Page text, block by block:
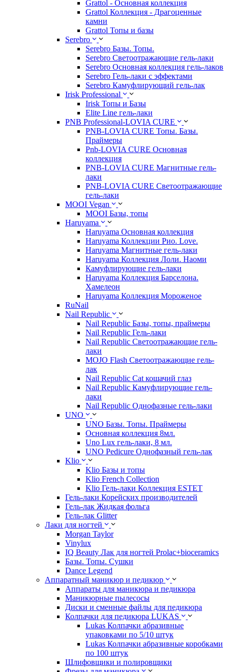
Grattol - Oснoвнaя коллекция
Grattol Коллекция - Драгоценные
камни
Grattol Топы и базы
Serebro
Serebro Базы. Топы.
Serebro Светоотражающие гель-лаки
Serebro Основная коллекция гель-лаков
Serebro Гель-лаки с эффектами
Serebro Камуфлирующий гель-лак
Irisk Professional
Irisk Топы и Базы
Elite Line гель-лаки
PNB Professional-LOVIA CURE
PNB-LOVIA CURE Топы. Базы.
Праймеры
Pnb-LOVIA CURE Основная
коллекция
PNB-LOVIA CURE Магнитные гель-
лаки
PNB-LOVIA CURE Cветоотражающие
гель-лаки
MOOI Vegan
MOOI Базы, топы
Haruyama
Haruyama Основная коллекция
Haruyama Коллекции Рио. Love.
Haruyama Магнитные гель-лаки
Haruyama Коллекция Лоли. Наоми
Камуфлирующие гель-лаки
Haruyama Коллекция Барселона.
Хамелеон
Haruyama Коллекция Мороженое
RuNail
Nail Republic
Nail Republic Базы, топы, праймеры
Nail Republic Гель-лаки
Nail Republic Светоотражающие гель-
лаки
MOJO Flash Светоотражающие гель-
лак
Nail Republic Cat кошачий глаз
Nail Republic Камуфлирующие гель-
лаки
Nail Republic Однофазные гель-лаки
UNO
UNO Базы. Топы. Праймеры
Основная коллекция 8мл.
Uno Lux гель-лаки, 8 мл.
UNO Pedicure Однофазный гель-лак
Klio
Klio Базы и топы
Klio French Collection
Klio Гель-лаки Коллекция ESTET
Гель-лаки Корейских производителей
Гель-лак Жидкая фольга
Гель-лак Glitter
Лаки для ногтей
Morgan Taylor
Vinylux
IQ Beauty Лак для ногтей Prolac+bioceramics
Базы. Топы. Сушки
Dance Legend
Аппаратный маникюр и педикюр
Аппараты для маникюра и педикюра
Маникюрные пылесосы
Диски и сменные файлы для педикюра
Колпачки для педикюра LUKAS
Lukas Колпачки абразивные
упаковками по 5/10 штук
Lukas Колпачки абразивные коробками
по 100 штук
Шлифовщики и полировщики